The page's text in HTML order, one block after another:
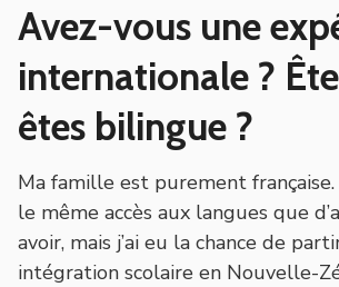
Avez-vous une
internationale ?
êtes bilingue ?
Ma famille est purement française.
le même accès aux langues que
avoir, mais j’ai eu la chance de
intégration scolaire en Nouvelle-